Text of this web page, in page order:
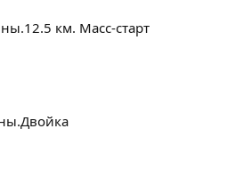
км. Масс-старт